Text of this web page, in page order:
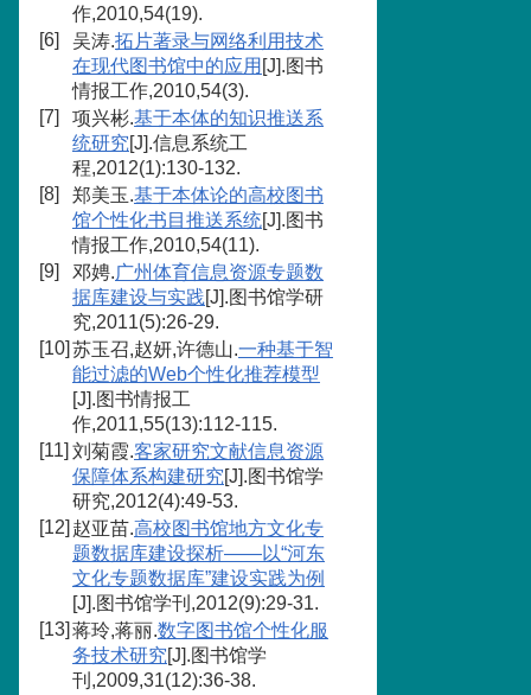
作,2010,54(19).
[6]
吴涛.拓片著录与网络利用技术
在现代图书馆中的应用 [J].图书
情报工作,2010,54(3).
[7]
项兴彬.基于本体的知识推送系
统研究[J].信息系统工
程,2012(1):130-132.
[8]
郑美玉.基于本体论的高校图书
馆个性化书目推送系统[J].图书
情报工作,2010,54(11).
[9]
邓娉.广州体育信息资源专题数
据库建设与实践[J].图书馆学研
究,2011(5):26-29.
[10] 苏玉召,赵妍,许德山.一种基于智
能过滤的Web个性化推荐模型
[J].图书情报工
作,2011,55(13):112-115.
[11] 刘菊霞.客家研究文献信息资源
保障体系构建研究[J].图书馆学
研究,2012(4):49-53.
[12] 赵亚苗.高校图书馆地方文化专
题数据库建设探析——以“河东
文化专题数据库”建设实践为例
[J].图书馆学刊,2012(9):29-31.
[13] 蒋玲,蒋丽.数字图书馆个性化服
务技术研究[J].图书馆学
刊,2009,31(12):36-38.